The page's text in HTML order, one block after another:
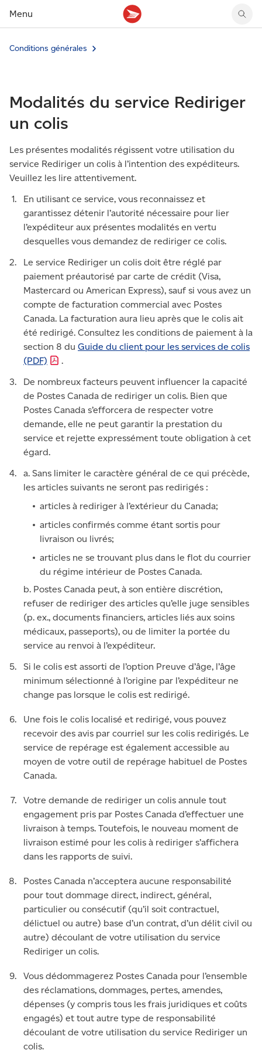
Menu
Faire un envoi au Canada
Expédier à l’étranger
Acheter timbres et fournitures d’emballage
Retourner un achat
Conseils d’expédition
Gérer courrier et colis
Cueillette au comptoir
Boîtes postales et casiers
Louer une case postale
Cartes et services prépayés
Proposer un timbre
Cachets illustrés
Magazine En détail
Conditions générales
Modalités du service Rediriger
un colis
Les présentes modalités régissent votre utilisation du
service Rediriger un colis à l’intention des expéditeurs.
Veuillez les lire attentivement.
En utilisant ce service, vous reconnaissez et
garantissez détenir l’autorité nécessaire pour lier
l’expéditeur aux présentes modalités en vertu
desquelles vous demandez de rediriger ce colis.
Le service Rediriger un colis doit être réglé par
paiement préautorisé par carte de crédit (Visa,
Mastercard ou American Express), sauf si vous avez un
compte de facturation commercial avec Postes
Canada. La facturation aura lieu après que le colis ait
été redirigé. Consultez les conditions de paiement à la
section 8 du Guide du client pour les services de colis
(PDF)
.
De nombreux facteurs peuvent influencer la capacité
de Postes Canada de rediriger un colis. Bien que
Postes Canada s’efforcera de respecter votre
demande, elle ne peut garantir la prestation du
service et rejette expressément toute obligation à cet
égard.
a. Sans limiter le caractère général de ce qui précède,
les articles suivants ne seront pas redirigés :
articles à rediriger à l’extérieur du Canada;
articles confirmés comme étant sortis pour
livraison ou livrés;
articles ne se trouvant plus dans le flot du courrier
du régime intérieur de Postes Canada.
b. Postes Canada peut, à son entière discrétion,
refuser de rediriger des articles qu’elle juge sensibles
(p. ex., documents financiers, articles liés aux soins
médicaux, passeports), ou de limiter la portée du
service au renvoi à l’expéditeur.
Si le colis est assorti de l’option Preuve d’âge, l’âge
minimum sélectionné à l’origine par l’expéditeur ne
change pas lorsque le colis est redirigé.
Une fois le colis localisé et redirigé, vous pouvez
recevoir des avis par courriel sur les colis redirigés. Le
service de repérage est également accessible au
moyen de votre outil de repérage habituel de Postes
Canada.
Votre demande de rediriger un colis annule tout
engagement pris par Postes Canada d’effectuer une
livraison à temps. Toutefois, le nouveau moment de
livraison estimé pour les colis à rediriger s’affichera
dans les rapports de suivi.
Postes Canada n’acceptera aucune responsabilité
pour tout dommage direct, indirect, général,
particulier ou consécutif (qu’il soit contractuel,
délictuel ou autre) base d’un contrat, d’un délit civil ou
autre) découlant de votre utilisation du service
Rediriger un colis.
Vous dédommagerez Postes Canada pour l’ensemble
des réclamations, dommages, pertes, amendes,
dépenses (y compris tous les frais juridiques et coûts
engagés) et tout autre type de responsabilité
découlant de votre utilisation du service Rediriger un
colis.